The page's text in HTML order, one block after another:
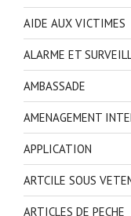
AIDE AUX VICTIMES
ALARME ET
AMBASSADE
AMENAGEMENT
APPLICATION
ARTCILE SOUS
ARTICLES DE PECHE